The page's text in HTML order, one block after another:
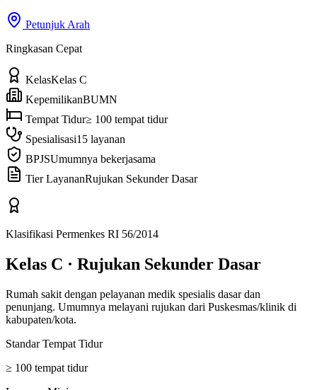
Petunjuk Arah
Ringkasan Cepat
KelasKelas C
KepemilikanBUMN
Tempat Tidur≥ 100 tempat tidur
Spesialisasi15 layanan
BPJSUmumnya bekerjasama
Tier LayananRujukan Sekunder Dasar
Klasifikasi Permenkes RI 56/2014
Kelas C · Rujukan Sekunder Dasar
Rumah sakit dengan pelayanan medik spesialis dasar dan
penunjang. Umumnya melayani rujukan dari Puskesmas/klinik di
kabupaten/kota.
Standar Tempat Tidur
≥ 100 tempat tidur